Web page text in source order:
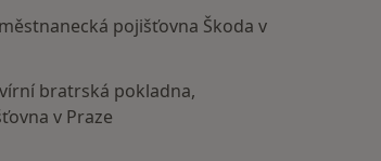
pojišťovna Škoda v
bratrská pokladna,
v Praze